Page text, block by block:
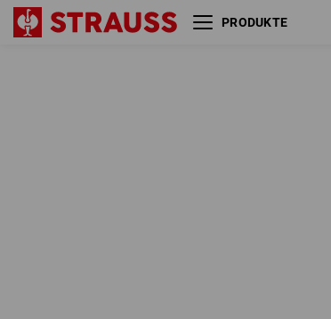
PRODUKTE